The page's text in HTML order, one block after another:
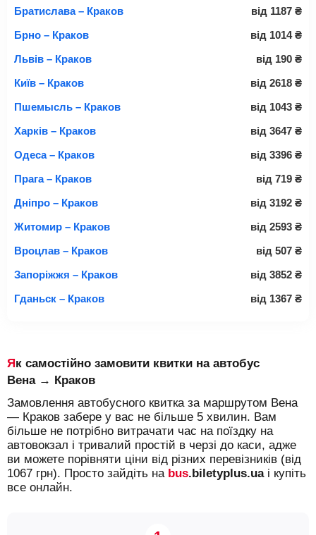
Братислава – Краков від 1187 ₴
Брно – Краков
від 1014 ₴
Львів – Краков
від 190 ₴
Київ – Краков
від 2618 ₴
Пшемысль – Краков
від 1043 ₴
Харків – Краков
від 3647 ₴
Одеса – Краков
від 3396 ₴
Прага – Краков
від 719 ₴
Дніпро – Краков
від 3192 ₴
Житомир – Краков
від 2593 ₴
Вроцлав – Краков
від 507 ₴
Запоріжжя – Краков
від 3852 ₴
Гданьск – Краков
від 1367 ₴
Як самостійно замовити квитки на автобус
Вена → Краков
Замовлення автобусного квитка за маршрутом Вена
— Краков забере у вас не більше 5 хвилин. Вам
більше не потрібно витрачати час на поїздку на
автовокзал і тривалий простій в черзі до каси, адже
ви можете порівняти ціни від різних перевізників (від
1067 грн). Просто зайдіть на bus.biletyplus.uaі купіть
все онлайн.